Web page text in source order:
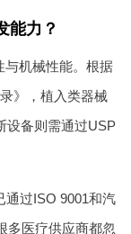
能力？
与机械性能。根据
》，植入类器械
设备则需通过USP
通过ISO 9001和汽
多医疗供应商都忽